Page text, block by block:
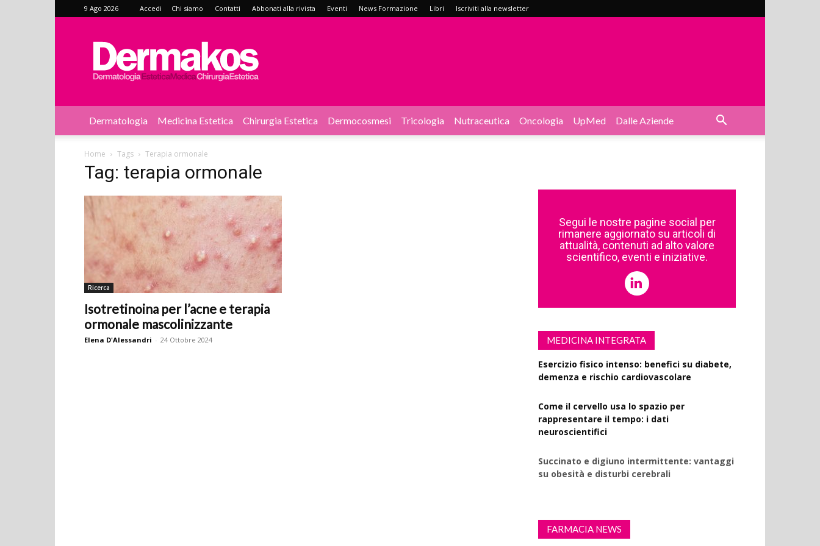
9 Ago 2026 Accedi Chi siamo Contatti Abbonati alla rivista Eventi News Formazione Libri Iscriviti alla newsletter
Dermakos
Dermatologia Medicina Estetica Chirurgia Estetica Dermocosmesi Tricologia Nutraceutica Oncologia UpMed Dalle Aziende
Home Tags Terapia ormonale
Tag: terapia ormonale
Ricerca
Isotretinoina per l’acne e terapia
ormonale mascolinizzante
Elena D'Alessandri - 24 Ottobre 2024
Segui le nostre pagine social per
rimanere aggiornato su articoli di
attualità, contenuti ad alto valore
scientifico, eventi e iniziative.
MEDICINA INTEGRATA
Esercizio fisico intenso: benefici su diabete,
demenza e rischio cardiovascolare
Come il cervello usa lo spazio per
rappresentare il tempo: i dati
neuroscientifici
Succinato e digiuno intermittente: vantaggi
su obesità e disturbi cerebrali
FARMACIA NEWS